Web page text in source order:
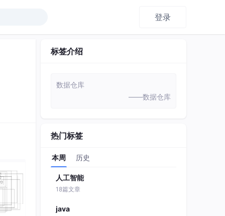
登录
标签介绍
数据仓库
——数据仓库
热门标签
本周 历史
人工智能
18篇文章
java